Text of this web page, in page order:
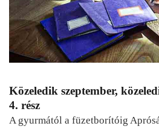
Közeledik szeptember,
4. rész
A gyurmától a füzetborítóig